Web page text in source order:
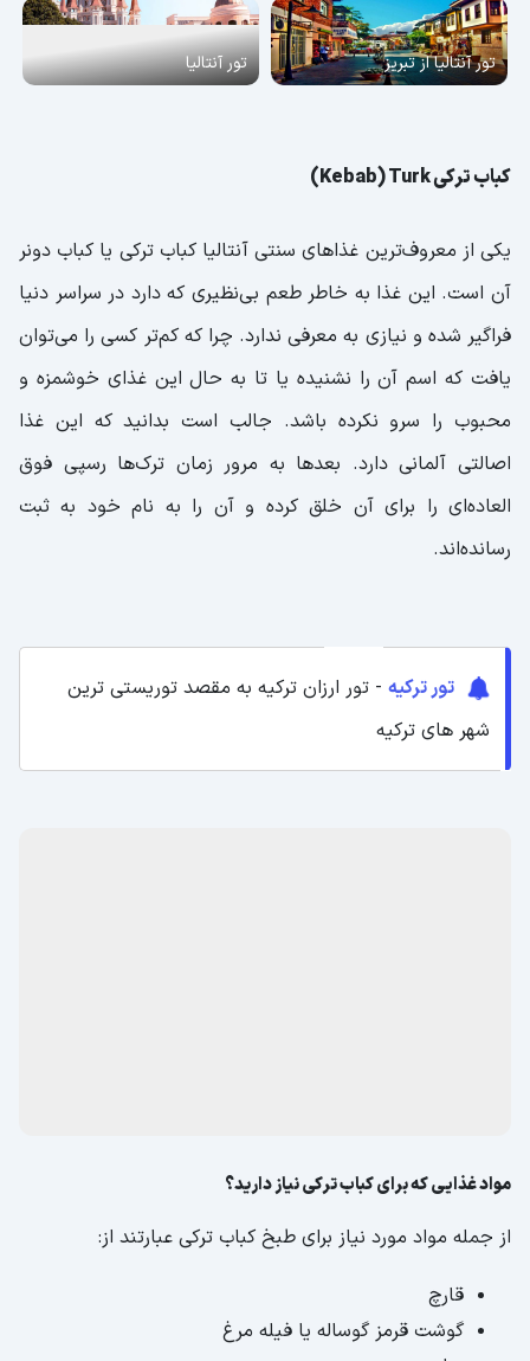
تور آنتالیا از تبریز تور آنتالیا
کباب ترکی Kebab) Turk)
یکی از معروف‌ترین غذاهای سنتی آنتالیا کباب ترکی یا کباب دونر
آن است. این غذا به خاطر طعم بی‌نظیری که دارد در سراسر دنیا
فراگیر شده و نیازی به معرفی ندارد. چرا که کم‌تر کسی را می‌توان
یافت که اسم آن را نشنیده یا تا به حال این غذای خوشمزه و
محبوب را سرو نکرده باشد. جالب است بدانید که این غذا
اصالتی آلمانی دارد. بعدها به مرور زمان ترک‌ها رسپی فوق
‌العاده‌ای را برای آن خلق کرده و آن را به نام خود به ثبت
رسانده‌اند.
تور ترکیه - تور ارزان ترکیه به مقصد توریستی ترین
شهر های ترکیه
مواد غذایی که برای کباب ترکی نیاز دارید؟
از جمله مواد مورد نیاز برای طبخ کباب ترکی عبارتند از:
قارچ
گوشت قرمز گوساله یا فیله مرغ